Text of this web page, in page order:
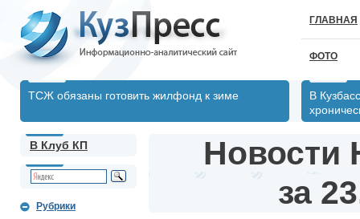
ГЛАВНАЯ
ФОТО
ТСЖ обязаны готовить жилфонд к зиме
В
В Клуб КП
Рубрики
Новости
за